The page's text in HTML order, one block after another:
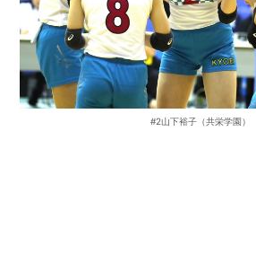
#2山下裕子（共栄学園）